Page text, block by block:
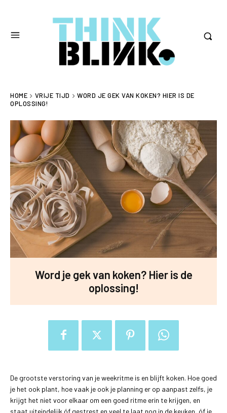
HOME VRIJE TIJD
WORD JE GEK VAN KOKEN? HIER IS DE
OPLOSSING!
Word je gek van koken? Hier is de
oplossing!
De grootste verstoring van je weekritme is en blijft koken. Hoe goed
je het ook plant, hoe vaak je ook je planning er op aanpast zelfs, je
krijgt het niet voor elkaar om een goed ritme erin te krijgen, en
staat uiteindelijk óf gestrest en veel te laat nog in de keuken, óf je